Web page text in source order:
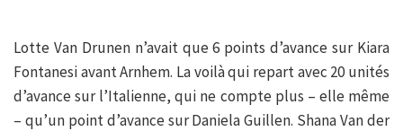
Lotte Van Drunen n’avait que 6 points d’avance sur Kiara
Fontanesi avant Arnhem. La voilà qui repart avec 20 unités
d’avance sur l’Italienne, qui ne compte plus – elle même
– qu’un point d’avance sur Daniela Guillen. Shana Van der